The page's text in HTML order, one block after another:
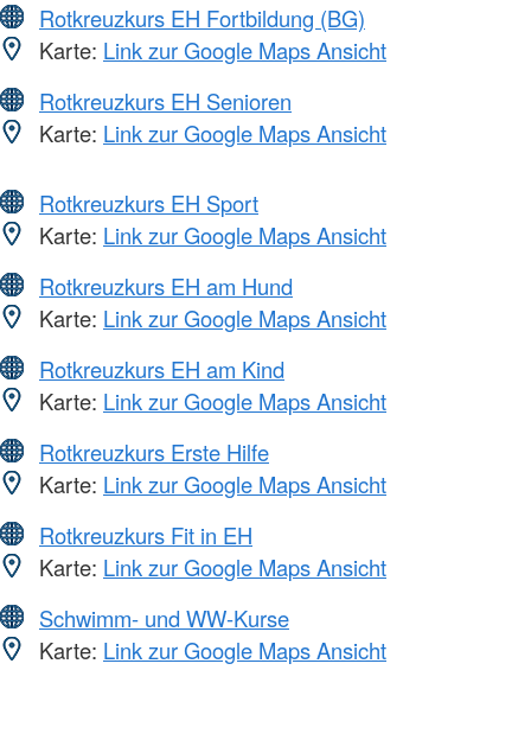
Rotkreuzkurs EH Fortbildung (BG)
Karte: Link zur Google Maps Ansicht
Rotkreuzkurs EH Senioren
Karte: Link zur Google Maps Ansicht
Rotkreuzkurs EH Sport
Karte: Link zur Google Maps Ansicht
Rotkreuzkurs EH am Hund
Karte: Link zur Google Maps Ansicht
Rotkreuzkurs EH am Kind
Karte: Link zur Google Maps Ansicht
Rotkreuzkurs Erste Hilfe
Karte: Link zur Google Maps Ansicht
Rotkreuzkurs Fit in EH
Karte: Link zur Google Maps Ansicht
Schwimm- und WW-Kurse
Karte: Link zur Google Maps Ansicht